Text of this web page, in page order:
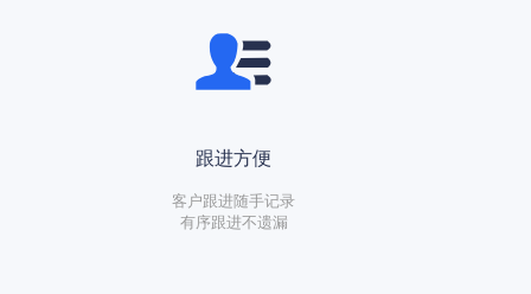
跟进方便
客户跟进随手记录
有序跟进不遗漏